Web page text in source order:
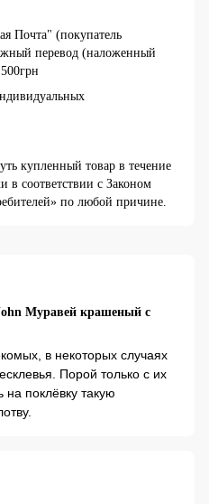
Почта" (покупатель
перевод (наложенный
купленный товар в течение
в соответствии с Законом
по любой причине.
Муравей крашеный с
в некоторых случаях
Порой только с их
поклёвку такую